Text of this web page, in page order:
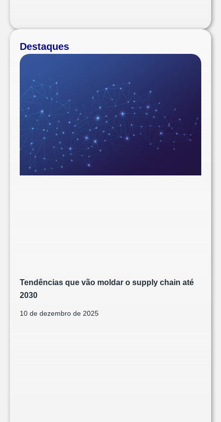
Destaques
Tendências que vão moldar o supply chain até
2030
10 de dezembro de 2025